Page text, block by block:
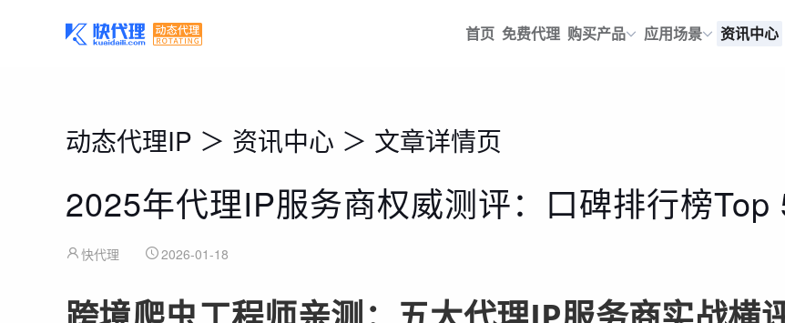
首页 免费代理 购买产品 应用场景 资讯中心
动态代理IP ＞ 资讯中心 ＞ 文章详情页
2025年代理IP服务商权威测评：口碑排行榜Top
快代理 2026-01-18